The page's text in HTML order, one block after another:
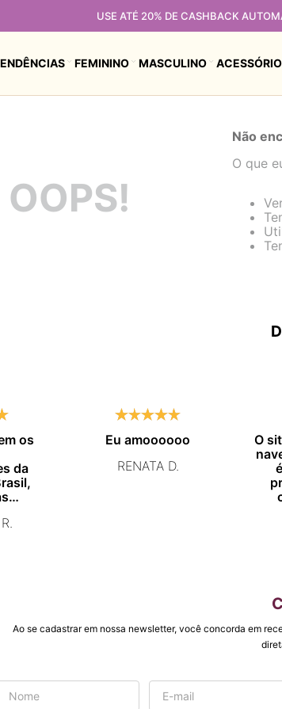
USE ATÉ 20% DE CASHBACK
FEMININO MASCULINO
OOPS!
Não
O que
os
da
de
Eu amoooooo
RENATA D.
O
Ao se cadastrar em nossa newsletter, você concorda em